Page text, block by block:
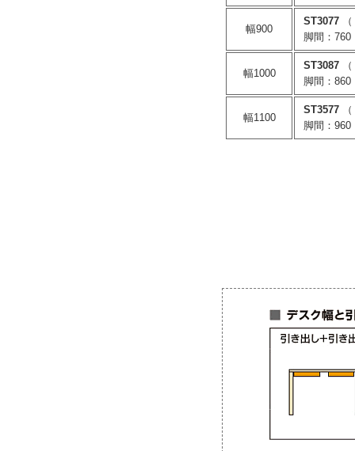
幅900
ST3077
脚間：760
幅1000
ST3087
脚間：860
幅1100
ST3577
脚間：960